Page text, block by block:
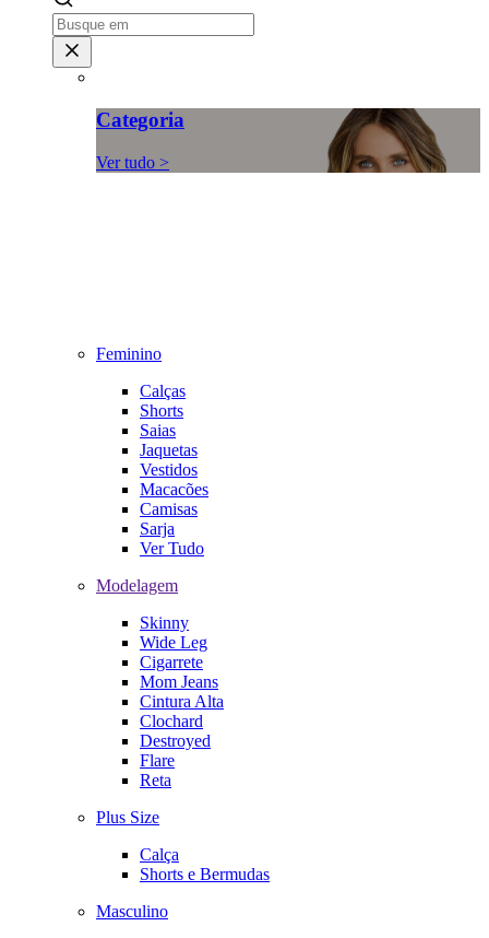
Categoria
Ver tudo >
Feminino
Calças
Shorts
Saias
Jaquetas
Vestidos
Macacões
Camisas
Sarja
Ver Tudo
Modelagem
Skinny
Wide Leg
Cigarrete
Mom Jeans
Cintura Alta
Clochard
Destroyed
Flare
Reta
Plus Size
Calça
Shorts e Bermudas
Masculino